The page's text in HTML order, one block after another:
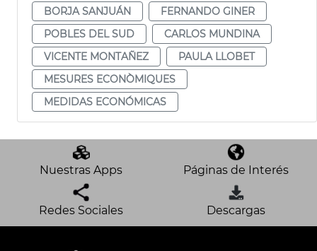
BORJA SANJUÁN
FERNANDO GINER
POBLES DEL SUD
CARLOS MUNDINA
VICENTE MONTAÑEZ
PAULA LLOBET
MESURES ECONÒMIQUES
MEDIDAS ECONÓMICAS
Nuestras Apps Páginas de Interés
Redes Sociales Descargas